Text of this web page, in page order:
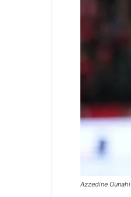
Azzedine Ounahi